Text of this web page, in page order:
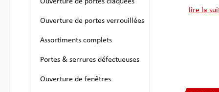
Ouverture de portes verrouillées
Assortiments complets
Portes & serrures défectueuses
Ouverture de fenêtres
lire la